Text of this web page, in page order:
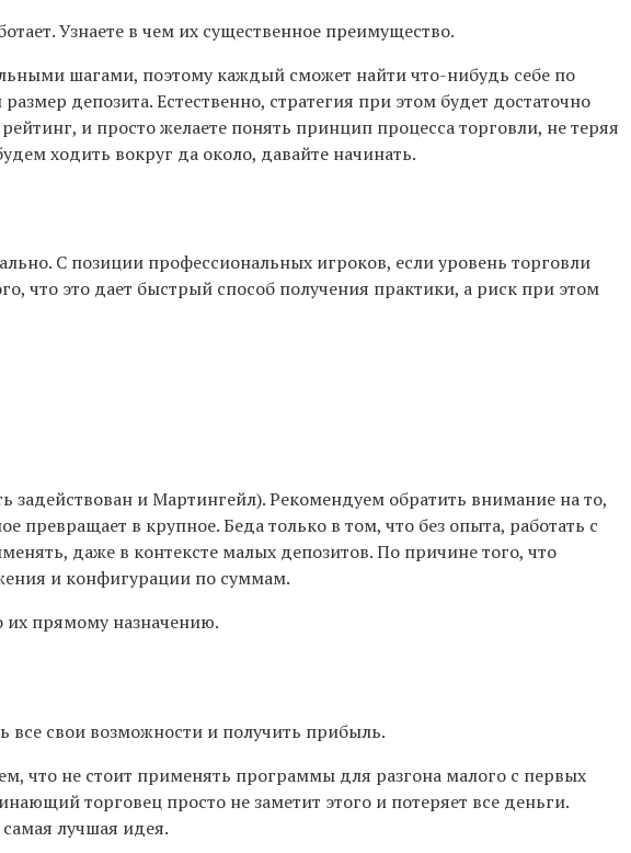
Узнаете в чем их существенное преимущество.
шагами, поэтому каждый сможет найти что-нибудь себе по
депозита. Естественно, стратегия при этом будет достаточно
и просто желаете понять принцип процесса торговли, не теряя
ходить вокруг да около, давайте начинать.
С позиции профессиональных игроков, если уровень торговли
что это дает быстрый способ получения практики, а риск при этом
и Мартингейл). Рекомендуем обратить внимание на то,
в крупное. Беда только в том, что без опыта, работать с
даже в контексте малых депозитов. По причине того, что
и конфигурации по суммам.
их прямому назначению.
свои возможности и получить прибыль.
что не стоит применять программы для разгона малого с первых
торговец просто не заметит этого и потеряет все деньги.
лучшая идея.